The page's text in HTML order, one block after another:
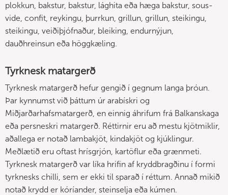
plokkun, bakstur, bakstur, lághita eða hæga bakstur, sous-
vide, confit, reykingu, þurrkun, grillun, grillun, steikingu,
steikingu, veiðiþjófnaður, bleiking, endurnýjun,
dauðhreinsun eða höggkæling.
Tyrknesk matargerð
Tyrknesk matargerð hefur gengið í gegnum langa þróun.
Þar kynnumst við þáttum úr arabískri og
Miðjarðarhafsmatargerð, en einnig áhrifum frá Balkanskaga
eða persneskri matargerð. Réttirnir eru að mestu kjötmiklir,
aðallega er notað lambakjöt, kindakjöt og kjúklingur.
Meðlætið eru oftast hrísgrjón, kartöflur eða grænmeti.
Tyrknesk matargerð var líka hrifin af kryddbragðinu í formi
tyrknesks chilli, sem er ekki til sparað í réttum. Annað mikið
notað krydd er kóríander, steinselja eða kúmen.